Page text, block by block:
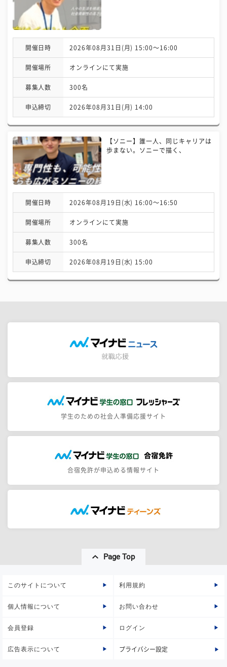
開催日時 2026年08月31日(月) 15:00〜16:00
開催場所 オンラインにて実施
募集人数 300名
申込締切 2026年08月31日(月) 14:00
【ソニー】誰一人、同じキャリアは
歩まない。ソニーで描く、
開催日時 2026年08月19日(水) 16:00〜16:50
開催場所 オンラインにて実施
募集人数 300名
申込締切 2026年08月19日(水) 15:00
学生のための社会人準備応援サイト
合宿免許が申込める情報サイト
Page Top
このサイトについて 利用規約
個人情報について お問い合わせ
会員登録 ログイン
広告表示について プライバシー設定